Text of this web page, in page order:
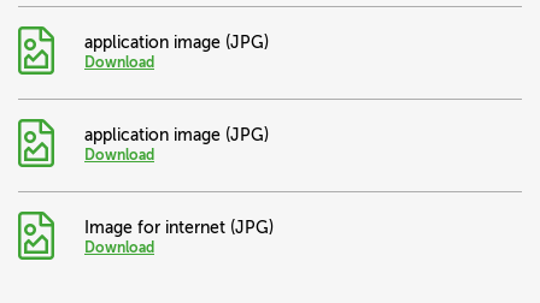
application image (JPG)
Download
application image (JPG)
Download
Image for internet (JPG)
Download